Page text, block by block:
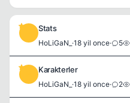
Stats
HoLiGaN_ ·18 yil once· 5
Karakterler
HoLiGaN_ ·18 yil once· 2